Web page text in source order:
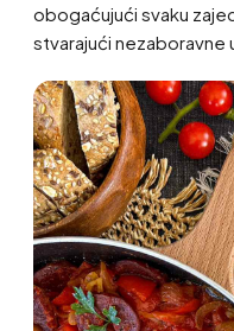
obogaćujući svaku
stvarajući nezaboravne